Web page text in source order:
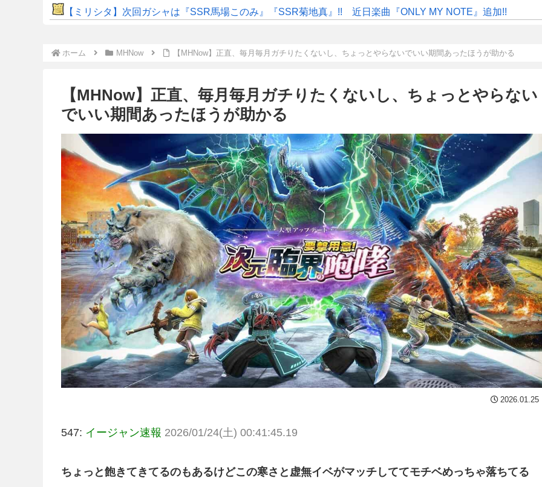
【ミリシタ】次回ガシャは『SSR馬場このみ』『SSR菊地真』!! 近日楽曲『ONLY MY NOTE』追加!!
ホーム MHNow 【MHNow】正直、毎月毎月ガチりたくないし、ちょっとやらないでいい期間あったほうが助かる
【MHNow】正直、毎月毎月ガチりたくないし、ちょっとやらない
でいい期間あったほうが助かる
2026.01.25
547: イージャン速報 2026/01/24(土) 00:41:45.19
ちょっと飽きてきてるのもあるけどこの寒さと虚無イベがマッチしててモチベめっちゃ落ちてる